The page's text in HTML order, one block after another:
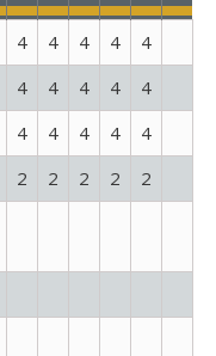
4 4 4 4
4
4 4 4 4
4
4 4 4 4
4
2 2 2 2
2